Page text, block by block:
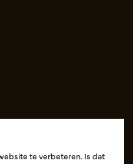
te verbeteren. Is dat